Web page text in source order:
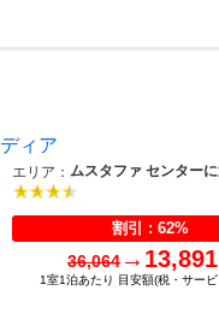
ィア
エリア：ムスタファ センター
割引 : 62%
36,064 →
1室1泊あたり 目安額(税・サービ